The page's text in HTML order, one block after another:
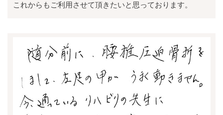
これからもご利用させて頂きたいと思っております。